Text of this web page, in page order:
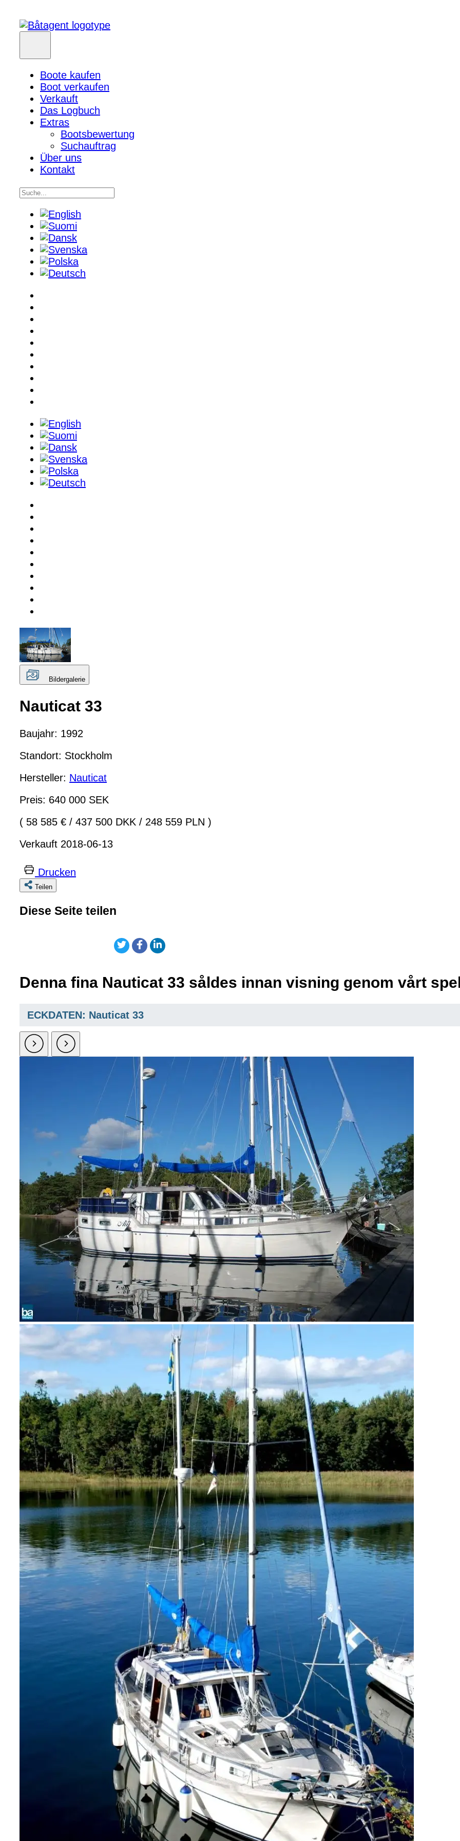
Boote kaufen
Boot verkaufen
Verkauft
Das Logbuch
Extras
Bootsbewertung
Suchauftrag
Über uns
Kontakt
Bildergalerie
Nauticat 33
Baujahr: 1992
Standort: Stockholm
Hersteller: Nauticat
Preis: 640 000 SEK
( 58 585 € / 437 500 DKK / 248 559 PLN )
Verkauft 2018-06-13
Drucken
Teilen
Diese Seite teilen
Denna fina Nauticat 33 såldes innan visning genom vårt
ECKDATEN: Nauticat 33